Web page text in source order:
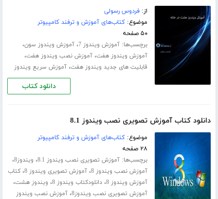
از:فردوس رسولی
موضوع:کتاب‌های آموزش و ترفند کامپیوتر
۵۰ صفحه
برچسب‌ها:آموزش ویندوز 7 ،آموزش ویندوز سون،
آموزش ویندوز هفت،آموزش نصب ویندوز هفت،
قابلیت های جدید ویندوز هفت،آموزش سریع ویندوز
دانلود کتاب
دانلود کتاب آموزش تصویری نصب ویندوز 8.1
موضوع:کتاب‌های آموزش و ترفند کامپیوتر
۲۸ صفحه
برچسب‌ها:آموزش تصویری نصب ویندوز 8.1 ، ویندوز8 ،
آموزش نصب ویندوز 8 ،آموزش تصویری ویندوز 8 ،کتاب
آموزش ویندوز 8 ،دانلودکتاب ویندوز 8 ، ویندوز هشت،
آموزش تصویری نصب ویندوز8 ،آموزش نصب ویندوز